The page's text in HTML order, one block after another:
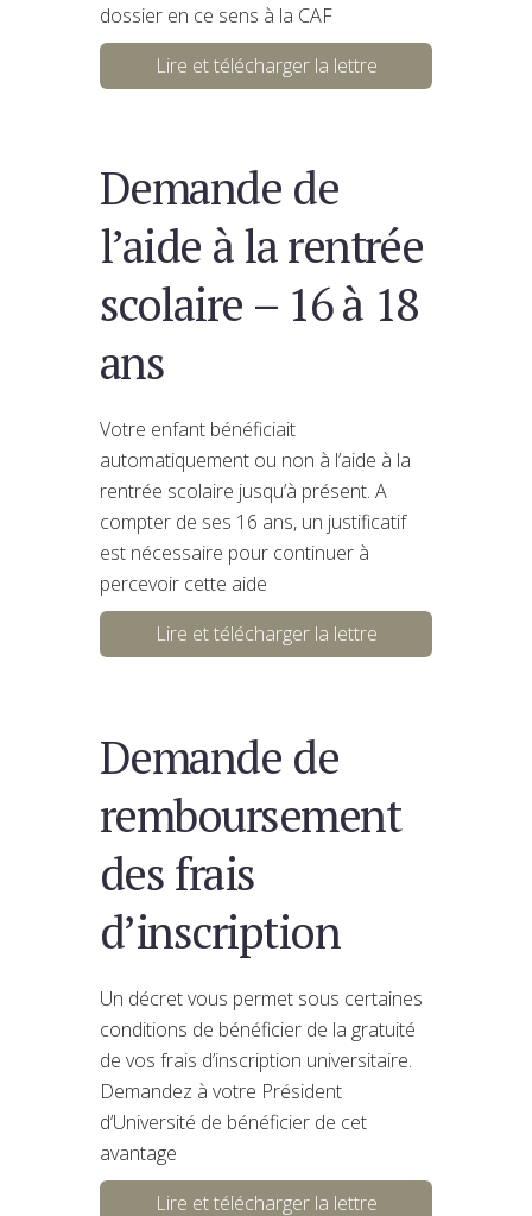
dossier en ce sens à la CAF
Lire et télécharger la lettre
Demande de
l’aide à la rentrée
scolaire – 16 à 18
ans
Votre enfant bénéficiait
automatiquement ou non à l’aide à la
rentrée scolaire jusqu’à présent. A
compter de ses 16 ans, un justificatif
est nécessaire pour continuer à
percevoir cette aide
Lire et télécharger la lettre
Demande de
remboursement
des frais
d’inscription
Un décret vous permet sous certaines
conditions de bénéficier de la gratuité
de vos frais d’inscription universitaire.
Demandez à votre Président
d’Université de bénéficier de cet
avantage
Lire et télécharger la lettre